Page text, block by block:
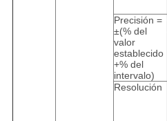
Precisión =
±(% del
valor
establecido
+% del
intervalo)
Resolución